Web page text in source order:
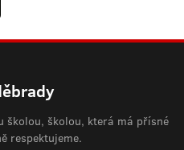
školou, školou, která má přísné
respektujeme.